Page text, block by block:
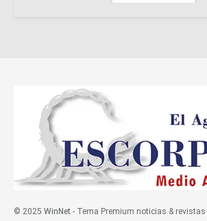
© 2025 WinNet - Tema Premium noticias & revistas